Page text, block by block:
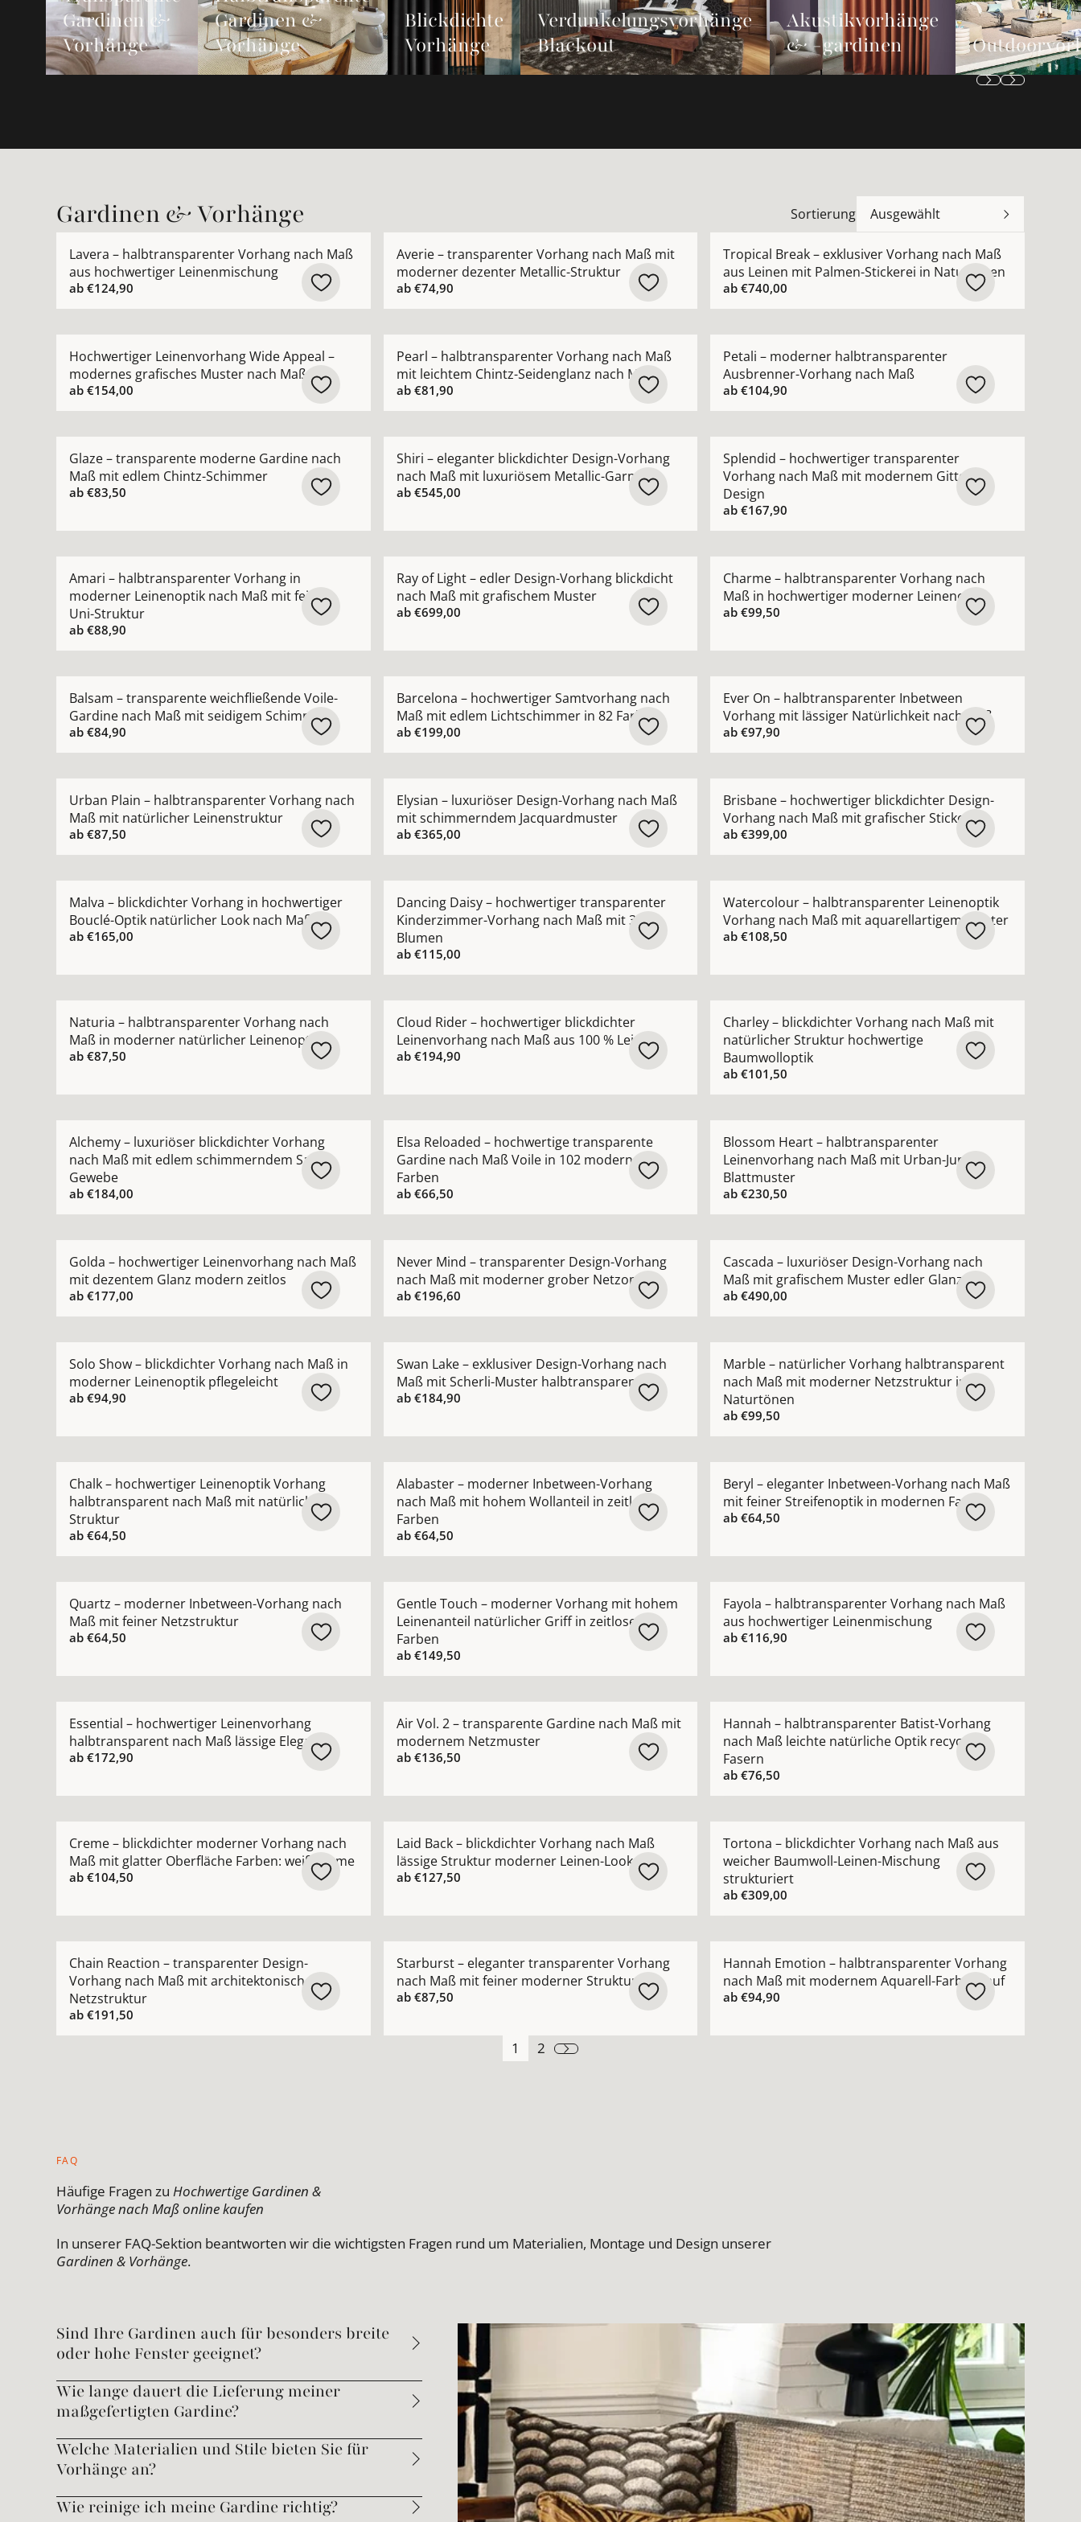
Gardinen &
Vorhänge
Gardinen &
Vorhänge
Blickdichte
Vorhänge
Verdunkelungsvorhänge
Blackout
Akustikvorhänge
& -gardinen
Gardinen & Vorhänge Sortierung Ausgewählt
Lavera – halbtransparenter Vorhang nach Maß
aus hochwertiger Leinenmischung
ab €124,90
Averie – transparenter Vorhang nach Maß mit
moderner dezenter Metallic-Struktur
ab €74,90
Tropical Break – exklusiver Vorhang nach Maß
aus Leinen mit Palmen-Stickerei in Naturtönen
ab€740,00
Hochwertiger Leinenvorhang Wide Appeal –
modernes grafisches Muster nach Maß
ab €154,00
Pearl – halbtransparenter Vorhang nach Maß
mit leichtem Chintz-Seidenglanz nach Maß
ab €81,90
Petali – moderner halbtransparenter
Ausbrenner-Vorhang nach Maß
ab€104,90
Glaze – transparente moderne Gardine nach
Maß mit edlem Chintz-Schimmer
ab €83,50
Shiri – eleganter blickdichter Design-Vorhang
nach Maß mit luxuriösem Metallic-Garn
ab €545,00
Splendid – hochwertiger transparenter
Vorhang nach Maß mit modernem Gitter-
Design
ab€167,90
Amari – halbtransparenter Vorhang in
moderner Leinenoptik nach Maß mit feiner
Uni-Struktur
ab €88,90
Ray of Light – edler Design-Vorhang blickdicht
nach Maß mit grafischem Muster
ab €699,00
Charme – halbtransparenter Vorhang nach
Maß in hochwertiger moderner Leinenoptik
ab€99,50
Balsam – transparente weichfließende Voile-
Gardine nach Maß mit seidigem Schimmer
ab €84,90
Barcelona – hochwertiger Samtvorhang nach
Maß mit edlem Lichtschimmer in 82 Farben
ab €199,00
Ever On – halbtransparenter Inbetween
Vorhang mit lässiger Natürlichkeit nach Maß
ab€97,90
Urban Plain – halbtransparenter Vorhang nach
Maß mit natürlicher Leinenstruktur
ab €87,50
Elysian – luxuriöser Design-Vorhang nach Maß
mit schimmerndem Jacquardmuster
ab €365,00
Brisbane – hochwertiger blickdichter Design-
Vorhang nach Maß mit grafischer Stickerei
ab€399,00
Malva – blickdichter Vorhang in hochwertiger
Bouclé-Optik natürlicher Look nach Maß
ab €165,00
Dancing Daisy – hochwertiger transparenter
Kinderzimmer-Vorhang nach Maß mit 3D-
Blumen
ab €115,00
Watercolour – halbtransparenter Leinenoptik
Vorhang nach Maß mit aquarellartigem Muster
ab€108,50
Naturia – halbtransparenter Vorhang nach
Maß in moderner natürlicher Leinenoptik
ab €87,50
Cloud Rider – hochwertiger blickdichter
Leinenvorhang nach Maß aus 100 % Leinen
ab €194,90
Charley – blickdichter Vorhang nach Maß mit
natürlicher Struktur hochwertige
Baumwolloptik
ab€101,50
Alchemy – luxuriöser blickdichter Vorhang
nach Maß mit edlem schimmerndem Satin-
Gewebe
ab €184,00
Elsa Reloaded – hochwertige transparente
Gardine nach Maß Voile in 102 modernen
Farben
ab €66,50
Blossom Heart – halbtransparenter
Leinenvorhang nach Maß mit Urban-Jungle-
Blattmuster
ab€230,50
Golda – hochwertiger Leinenvorhang nach Maß
mit dezentem Glanz modern zeitlos
ab €177,00
Never Mind – transparenter Design-Vorhang
nach Maß mit moderner grober Netzoptik
ab €196,60
Cascada – luxuriöser Design-Vorhang nach
Maß mit grafischem Muster edler Glanz
ab€490,00
Solo Show – blickdichter Vorhang nach Maß in
moderner Leinenoptik pflegeleicht
ab €94,90
Swan Lake – exklusiver Design-Vorhang nach
Maß mit Scherli-Muster halbtransparent
ab €184,90
Marble – natürlicher Vorhang halbtransparent
nach Maß mit moderner Netzstruktur in
Naturtönen
ab€99,50
Chalk – hochwertiger Leinenoptik Vorhang
halbtransparent nach Maß mit natürlicher
Struktur
ab €64,50
Alabaster – moderner Inbetween-Vorhang
nach Maß mit hohem Wollanteil in zeitlosen
Farben
ab €64,50
Beryl – eleganter Inbetween-Vorhang nach Maß
mit feiner Streifenoptik in modernen Farben
ab€64,50
Quartz – moderner Inbetween-Vorhang nach
Maß mit feiner Netzstruktur
ab €64,50
Gentle Touch – moderner Vorhang mit hohem
Leinenanteil natürlicher Griff in zeitlosen
Farben
ab €149,50
Fayola – halbtransparenter Vorhang nach Maß
aus hochwertiger Leinenmischung
ab€116,90
Essential – hochwertiger Leinenvorhang
halbtransparent nach Maß lässige Eleganz
ab €172,90
Air Vol. 2 – transparente Gardine nach Maß mit
modernem Netzmuster
ab €136,50
Hannah – halbtransparenter Batist-Vorhang
nach Maß leichte natürliche Optik recycelte
Fasern
ab€76,50
Creme – blickdichter moderner Vorhang nach
Maß mit glatter Oberfläche Farben: weiß creme
ab €104,50
Laid Back – blickdichter Vorhang nach Maß
lässige Struktur moderner Leinen-Look
ab €127,50
Tortona – blickdichter Vorhang nach Maß aus
weicher Baumwoll-Leinen-Mischung
strukturiert
ab€309,00
Chain Reaction – transparenter Design-
Vorhang nach Maß mit architektonischer
Netzstruktur
ab €191,50
Starburst – eleganter transparenter Vorhang
nach Maß mit feiner moderner Struktur
ab €87,50
Hannah Emotion – halbtransparenter Vorhang
nach Maß mit modernem Aquarell-Farbverlauf
ab€94,90
1 2
FAQ
Häufige Fragen zu Hochwertige Gardinen &
Vorhänge nach Maß online kaufen
In unserer FAQ-Sektion beantworten wir die wichtigsten Fragen rund um Materialien, Montage und Design unserer
Gardinen & Vorhänge.
Sind Ihre Gardinen auch für besonders breite
oder hohe Fenster geeignet?
Wie lange dauert die Lieferung meiner
maßgefertigten Gardine?
Welche Materialien und Stile bieten Sie für
Vorhänge an?
Wie reinige ich meine Gardine richtig?